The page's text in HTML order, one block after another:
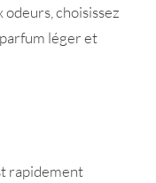
odeurs, choisissez
léger et
rapidement